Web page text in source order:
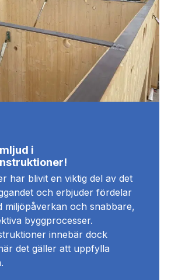
i
har blivit en viktig del av det
och erbjuder fördelar
miljöpåverkan och snabbare,
byggprocesser.
innebär dock
det gäller att uppfylla